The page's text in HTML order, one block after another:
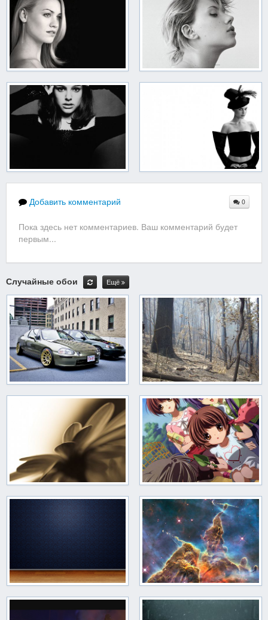
Добавить комментарий 0
Пока здесь нет комментариев. Ваш комментарий будет
первым...
Случайные обои Ещё